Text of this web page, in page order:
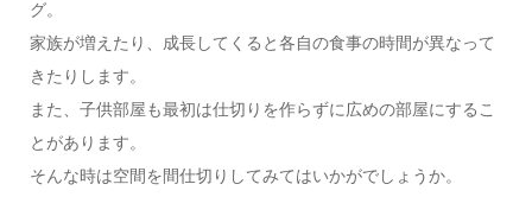
グ。
家族が増えたり、成長してくると各自の食事の時間が異なって
きたりします。
また、子供部屋も最初は仕切りを作らずに広めの部屋にするこ
とがあります。
そんな時は空間を間仕切りしてみてはいかがでしょうか。